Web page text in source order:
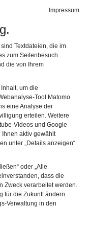
Impressum
Textdateien, die im
zum Seitenbesuch
die von Ihrem
um die
Tool Matomo
eine Analyse der
erteilen. Weitere
Videos und Google
aktiv gewählt
unter „Details anzeigen“
oder „Alle
dass die
Zweck verarbeitet werden.
für die Zukunft ändern
Verwaltung in den